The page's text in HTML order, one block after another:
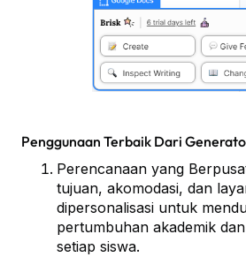
Penggunaan Terbaik Dari
Perencanaan yang
tujuan, akomodasi, dan
dipersonalisasi untuk
pertumbuhan akademik
setiap siswa.